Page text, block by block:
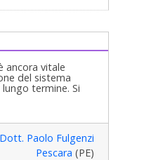
ancora vitale
del sistema
termine. Si
Dott. Paolo Fulgenzi
Pescara (PE)